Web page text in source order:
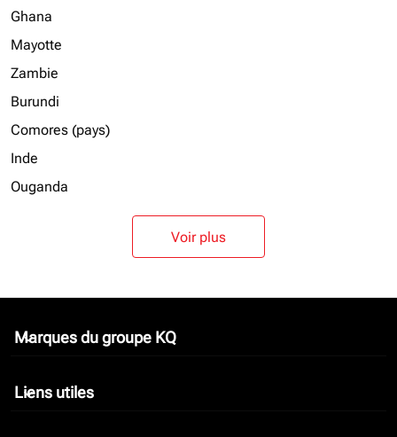
Ghana
Mayotte
Zambie
Burundi
Comores (pays)
Inde
Ouganda
Voir plus
Marques du groupe KQ
keyboard_arrow_down
Liens utiles
keyboard_arrow_down